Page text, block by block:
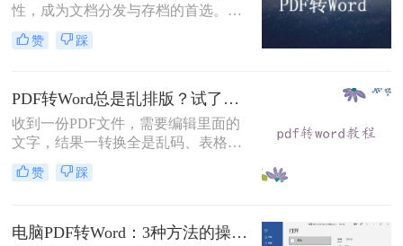
性，成为文档分发与存档的首选。但
当需要编辑内容、调整格式或提取文
本时，将其转换为可编辑的 Word 文
流转换途径。
赞 踩
PDF转Word总是乱排版？试了好几个办法，这几个真的能用！
收到一份PDF文件，需要编辑里面的
文字，结果一转换全是乱码、表格错
位、图片跑偏——这种糟心事估计不
少人都遇到过。其实pdf怎么转换成
的PDF是什么类型、要转几个文件、
赞 踩
电脑PDF转Word：3种方法的操作步骤和常见报错处理！